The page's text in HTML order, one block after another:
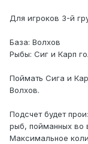
Для игроков 3-й
База: Волхов
Рыбы: Сиг и Карп
Поймать Сига и
Волхов.
Подсчет будет
рыб, пойманных во
Максимальное